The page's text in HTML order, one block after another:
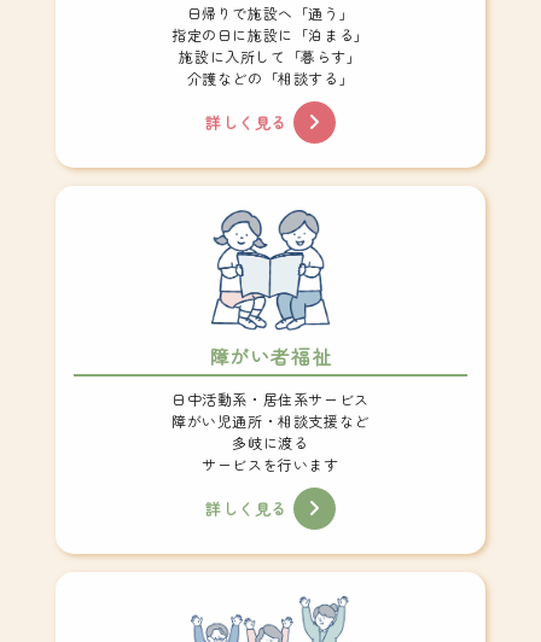
日帰りで施設へ「通う」
指定の日に施設に「泊まる」
施設に入所して「暮らす」
介護などの「相談する」
詳しく見る
障がい者福祉
日中活動系・居住系サービス
障がい児通所・相談支援など
多岐に渡る
サービスを行います
詳しく見る